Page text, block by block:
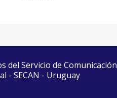
del Servicio de Comunicación
- SECAN - Uruguay